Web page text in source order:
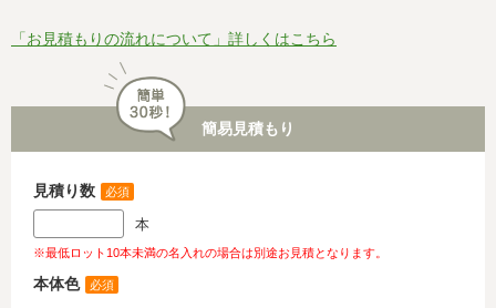
「お見積もりの流れについて」詳しくはこちら
簡易見積もり
見積り数 必須
本
※最低ロット10本未満の名入れの場合は別途お見積となります。
本体色 必須